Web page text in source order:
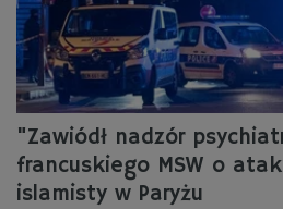
"Zawiódł nadzór
francuskiego MSW o
islamisty w Paryżu